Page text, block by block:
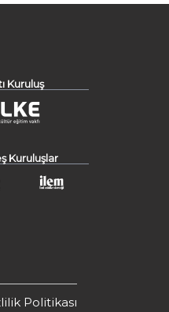
Kuruluş
Kuruluşlar
Politikası